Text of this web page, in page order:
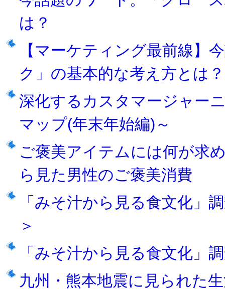
は？
【マーケティング最前線】
ク」の基本的な考え方とは？
深化するカスタマージャー
マップ(年末年始編)～
ご褒美アイテムには何が求
ら見た男性のご褒美消費
「みそ汁から見る食文化」
＞
「みそ汁から見る食文化」
九州・熊本地震に見られた